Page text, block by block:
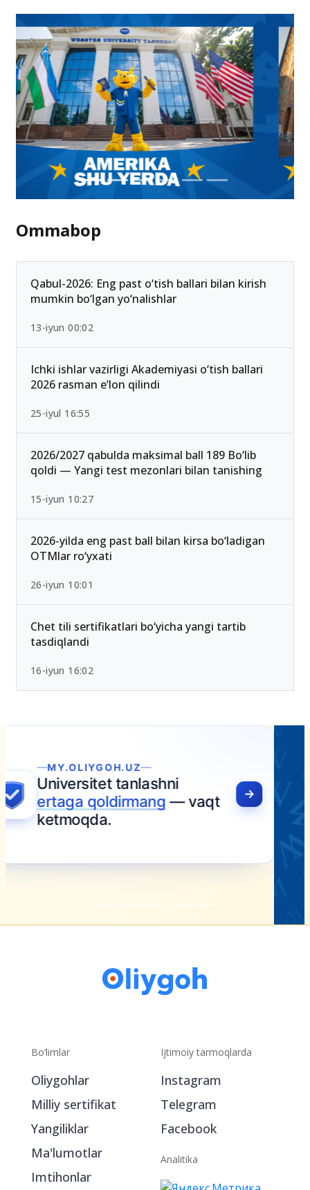
Ommabop
Qabul-2026: Eng past o‘tish ballari bilan kirish
mumkin bo‘lgan yo‘nalishlar
13-iyun 00:02
Ichki ishlar vazirligi Akademiyasi o‘tish ballari
2026 rasman e’lon qilindi
25-iyul 16:55
2026/2027 qabulda maksimal ball 189 Bo‘lib
qoldi — Yangi test mezonlari bilan tanishing
15-iyun 10:27
2026-yilda eng past ball bilan kirsa bo‘ladigan
OTMlar ro‘yxati
26-iyun 10:01
Chet tili sertifikatlari bo‘yicha yangi tartib
tasdiqlandi
16-iyun 16:02
Bo‘limlar
Oliygohlar
Milliy sertifikat
Yangiliklar
Ma'lumotlar
Imtihonlar
Ijtimoiy tarmoqlarda
Instagram
Telegram
Facebook
Analitika